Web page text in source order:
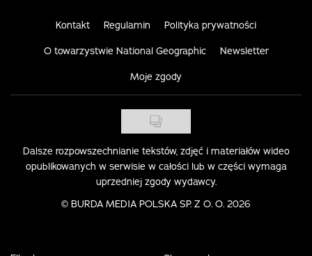
Kontakt Regulamin Polityka prywatności
O towarzystwie National Geographic Newsletter
Moje zgody
Dalsze rozpowszechnianie tekstów, zdjęć i materiałów wideo
opublikowanych w serwisie w całości lub w części wymaga
uprzedniej zgody wydawcy.
© BURDA MEDIA POLSKA SP. Z O. O. 2026